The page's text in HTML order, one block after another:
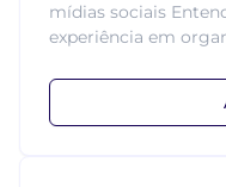
mídias sociais
experiência em